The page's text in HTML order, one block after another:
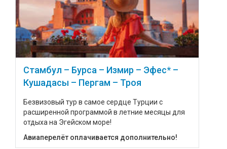
Стамбул – Бурса – Измир – Эфес* –
Кушадасы – Пергам – Троя
Безвизовый тур в самое сердце Турции с
расширенной программой в летние месяцы для
отдыха на Эгейском море!
Авиаперелёт оплачивается дополнительно!